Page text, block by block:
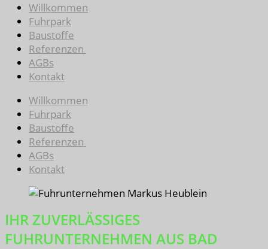
Willkommen
Fuhrpark
Baustoffe
Referenzen
AGBs
Kontakt
Willkommen
Fuhrpark
Baustoffe
Referenzen
AGBs
Kontakt
IHR ZUVERLÄSSIGES
FUHRUNTERNEHMEN AUS BAD